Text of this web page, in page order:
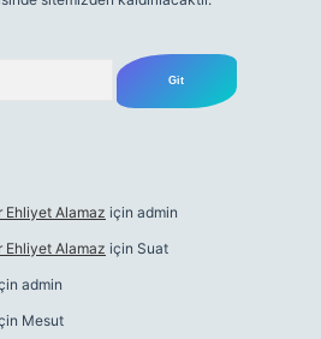
Ehliyet Alamaz için admin
Ehliyet Alamaz için Suat
admin
Mesut